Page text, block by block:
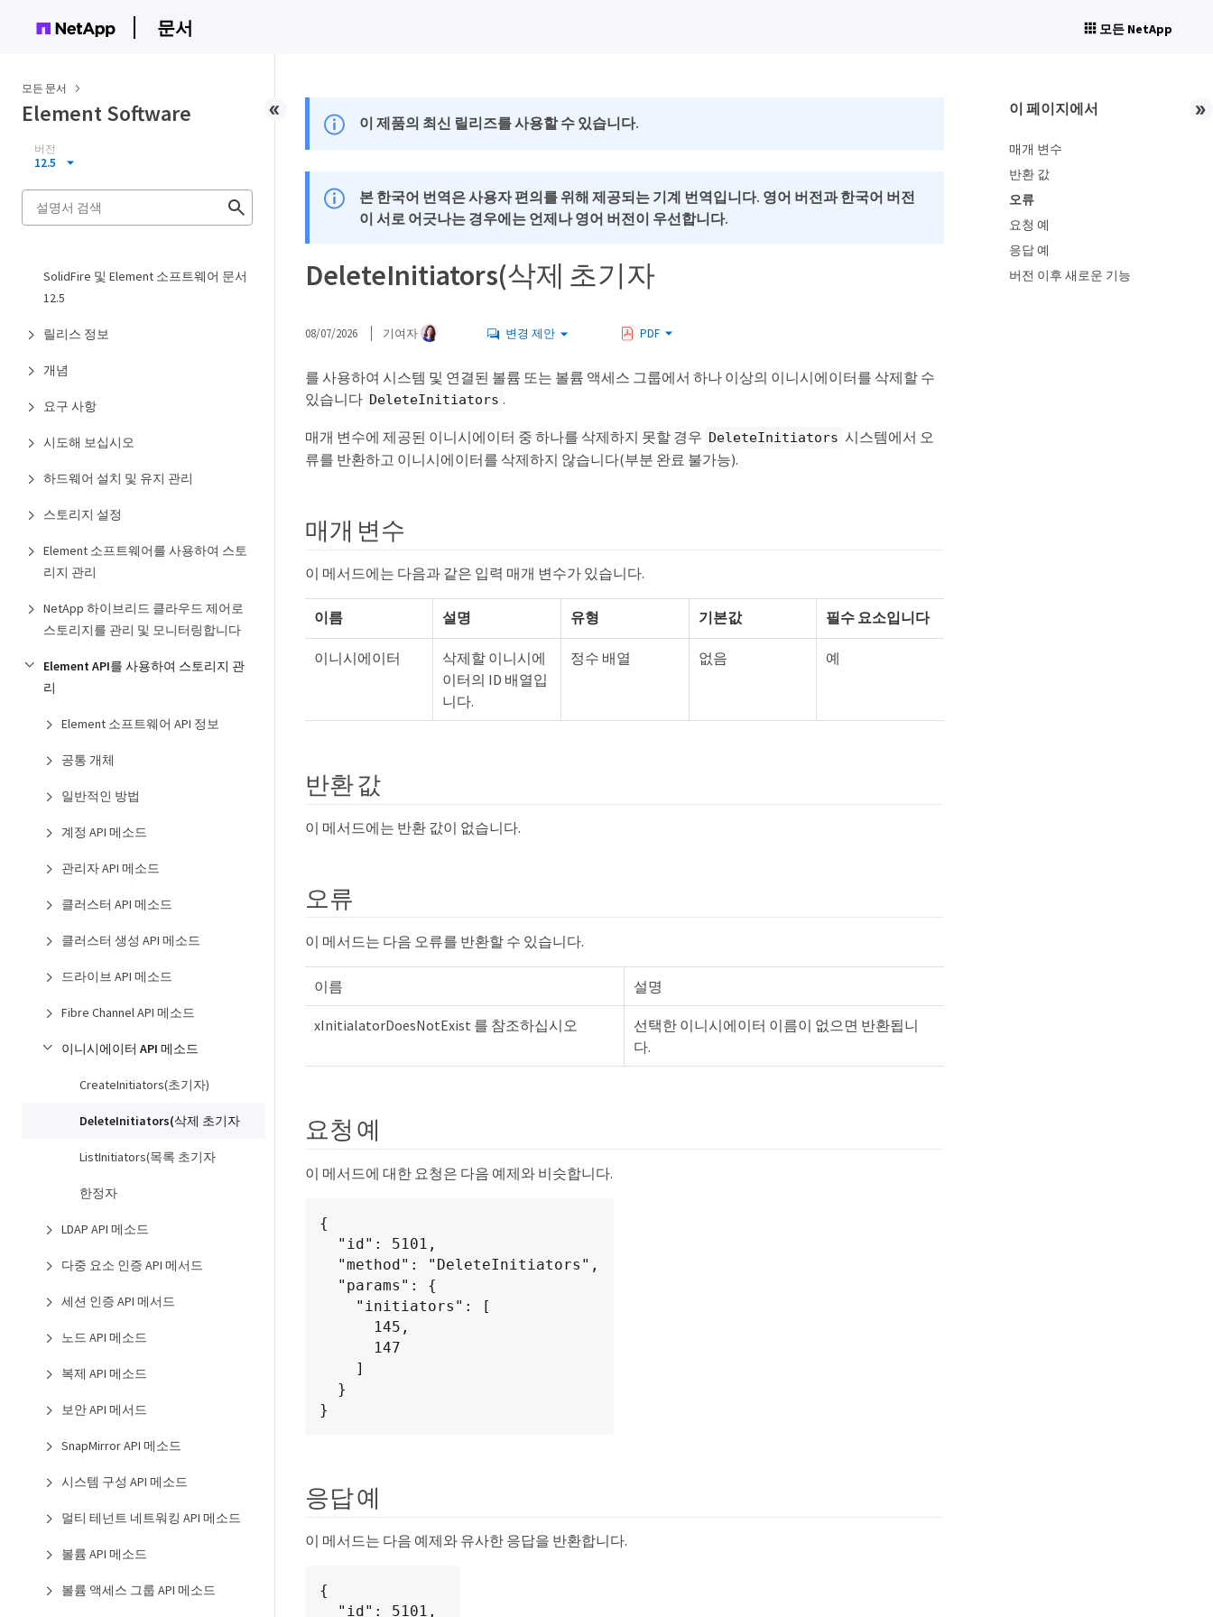
문서 모든 NetApp
모든 문서
Element Software
버전
12.5
SolidFire 및 Element 소프트웨어 문서
12.5
릴리스 정보
개념
요구 사항
시도해 보십시오
하드웨어 설치 및 유지 관리
스토리지 설정
Element 소프트웨어를 사용하여 스토
리지 관리
NetApp 하이브리드 클라우드 제어로
스토리지를 관리 및 모니터링합니다
Element API를 사용하여 스토리지 관
리
Element 소프트웨어 API 정보
공통 개체
일반적인 방법
계정 API 메소드
관리자 API 메소드
클러스터 API 메소드
클러스터 생성 API 메소드
드라이브 API 메소드
Fibre Channel API 메소드
이니시에이터 API 메소드
CreateInitiators(초기자)
DeleteInitiators(삭제 초기자
ListInitiators(목록 초기자
한정자
LDAP API 메소드
다중 요소 인증 API 메서드
세션 인증 API 메서드
노드 API 메소드
복제 API 메소드
보안 API 메서드
SnapMirror API 메소드
시스템 구성 API 메소드
멀티 테넌트 네트워킹 API 메소드
볼륨 API 메소드
볼륨 액세스 그룹 API 메소드
이 제품의 최신 릴리즈를 사용할 수 있습니다.
본 한국어 번역은 사용자 편의를 위해 제공되는 기계 번역입니다. 영어 버전과 한국어 버전
이 서로 어긋나는 경우에는 언제나 영어 버전이 우선합니다.
DeleteInitiators(삭제 초기자
08/07/2026 기여자 변경 제안 PDF
를 사용하여 시스템 및 연결된 볼륨 또는 볼륨 액세스 그룹에서 하나 이상의 이니시에이터를 삭제할 수
있습니다 DeleteInitiators .
매개 변수에 제공된 이니시에이터 중 하나를 삭제하지 못할 경우 DeleteInitiators 시스템에서 오
류를 반환하고 이니시에이터를 삭제하지 않습니다(부분 완료 불가능).
매개 변수
이 메서드에는 다음과 같은 입력 매개 변수가 있습니다.
이름 설명 유형 기본값 필수 요소입니다
이니시에이터
삭제할 이니시에
이터의 ID 배열입
니다.
정수 배열 없음 예
반환 값
이 메서드에는 반환 값이 없습니다.
오류
이 메서드는 다음 오류를 반환할 수 있습니다.
이름 설명
xInitialatorDoesNotExist 를 참조하십시오
선택한 이니시에이터 이름이 없으면 반환됩니
다.
요청 예
이 메서드에 대한 요청은 다음 예제와 비슷합니다.
{
}
응답 예
이 메서드는 다음 예제와 유사한 응답을 반환합니다.
{
이 페이지에서
매개 변수
반환 값
오류
요청 예
응답 예
버전 이후 새로운 기능